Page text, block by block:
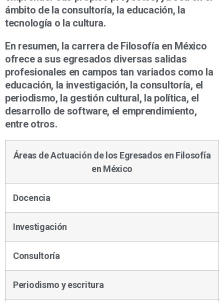
ámbito de la consultoría, la educación, la
tecnología o la cultura.
En resumen, la carrera de Filosofía en México
ofrece a sus egresados diversas salidas
profesionales en campos tan variados como la
educación, la investigación, la consultoría, el
periodismo, la gestión cultural, la política, el
desarrollo de software, el emprendimiento,
entre otros.
Áreas de Actuación de los Egresados en Filosofía
en México
Docencia
Investigación
Consultoría
Periodismo y escritura